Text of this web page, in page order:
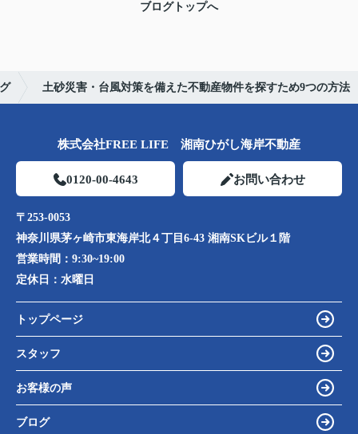
ブログトップへ
土砂災害・台風対策を備えた不動産物件を探すため9つの方法
株式会社FREE LIFE 湘南ひがし海岸不動産
0120-00-4643 お問い合わせ
〒253-0053
神奈川県茅ヶ崎市東海岸北４丁目6-43 湘南SKビル１階
営業時間： 9:30~19:00
定休日： 水曜日
トップページ
スタッフ
お客様の声
ブログ